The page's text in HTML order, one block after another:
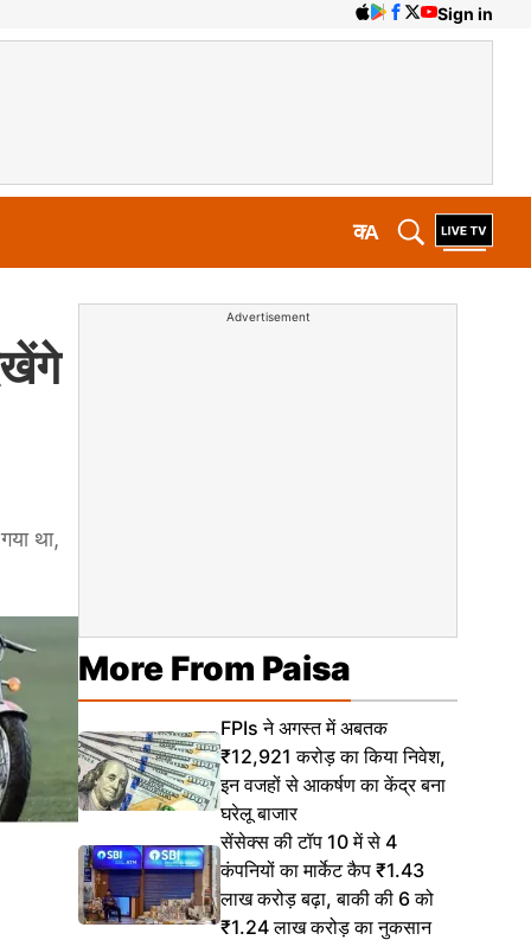
Sign in
A
क
था,
Advertisement
More From Paisa
FPIs ने अगस्त में अबतक
₹12,921 करोड़ का किया निवेश,
इन वजहों से आकर्षण का केंद्र बना
घरेलू बाजार
सेंसेक्स की टॉप 10 में से 4
कंपनियों का मार्केट कैप ₹1.43
लाख करोड़ बढ़ा, बाकी की 6 को
₹1.24 लाख करोड़ का नुकसान